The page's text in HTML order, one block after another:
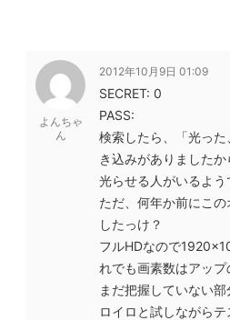
よんちゃ
ん
2012年10月9日 01:09
SECRET: 0
PASS:
検索したら、「光っ
き込みがありました
光らせる人がいるよう
ただ、何年か前にこ
したっけ？
フルHDなので
れでも画素数はアップ
まだ把握していない
ロイロと試しながらテ